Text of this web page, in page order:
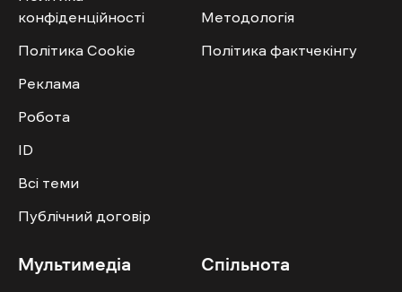
конфіденційності
Політика Cookie
Реклама
Робота
ID
Всі теми
Публічний договір
Методологія
Політика фактчекінгу
Мультимедіа Спільнота